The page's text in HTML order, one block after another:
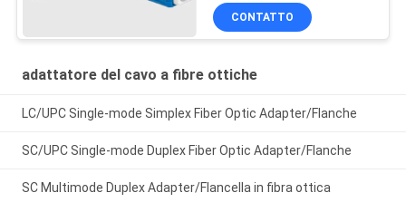
CONTATTO
adattatore del cavo a fibre ottiche
LC/UPC Single-mode Simplex Fiber Optic Adapter/Flanche
SC/UPC Single-mode Duplex Fiber Optic Adapter/Flanche
SC Multimode Duplex Adapter/Flancella in fibra ottica